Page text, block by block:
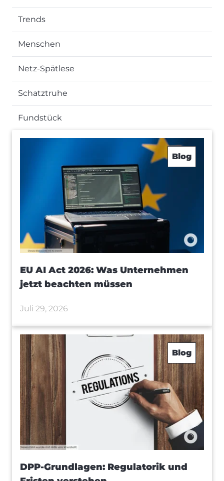
Trends
Menschen
Netz-Spätlese
Schatztruhe
Fundstück
Blog
EU AI Act 2026: Was Unternehmen
jetzt beachten müssen
Juli 29, 2026
Blog
DPP-Grundlagen: Regulatorik und